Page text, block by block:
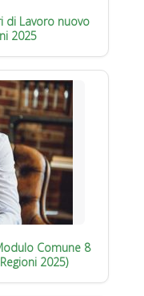
di Lavoro nuovo
2025
Comune 8
2025)